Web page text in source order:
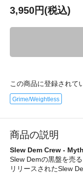
3,950円(税込)
この商品に登録されて
Grime/Weightless
商品の説明
Slew Dem Crew -
Slew Demの黒盤を売
リリースされたSlew